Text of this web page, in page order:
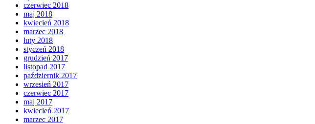
czerwiec 2018
maj 2018
kwiecień 2018
marzec 2018
luty 2018
styczeń 2018
grudzień 2017
listopad 2017
październik 2017
wrzesień 2017
czerwiec 2017
maj 2017
kwiecień 2017
marzec 2017